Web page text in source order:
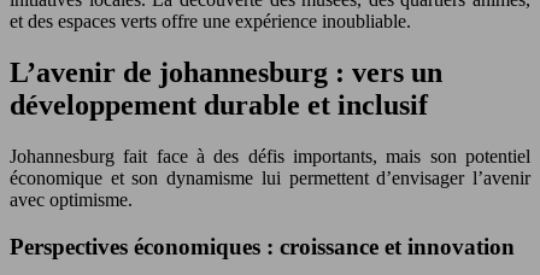
et des espaces verts offre une expérience inoubliable.
L’avenir de johannesburg : vers un
développement durable et inclusif
Johannesburg fait face à des défis importants, mais son potentiel
économique et son dynamisme lui permettent d’envisager l’avenir
avec optimisme.
Perspectives économiques : croissance et innovation